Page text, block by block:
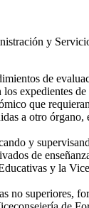
y
de
expedientes
que
a otro
y
de
y la
no superiores,